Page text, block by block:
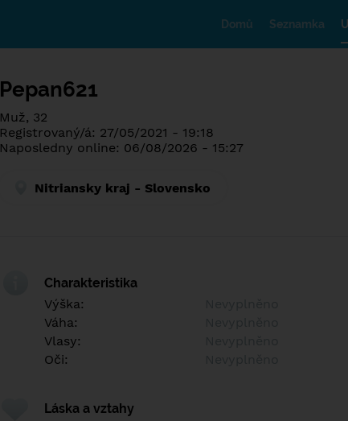
Domů Seznamka
Pepan621
Muž, 32
Registrovaný/á: 27/05/2021 - 19:18
Naposledny online: 06/08/2026 - 15:27
Nitriansky kraj - Slovensko
Charakteristika
Výška:
Váha:
Vlasy:
Oči:
Láska a vztahy